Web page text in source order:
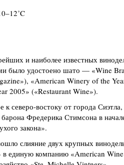
и наиболее известных
было удостоено шато — «Wine
«American Winery of the
2005» («Restaurant Wine»).
северо-востоку от города
Фредерика Стимсона в
закона».
слияние двух крупных
единую компанию «American